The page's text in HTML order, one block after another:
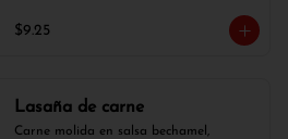
$9.25
Lasaña de carne
Carne molida en salsa bechamel,